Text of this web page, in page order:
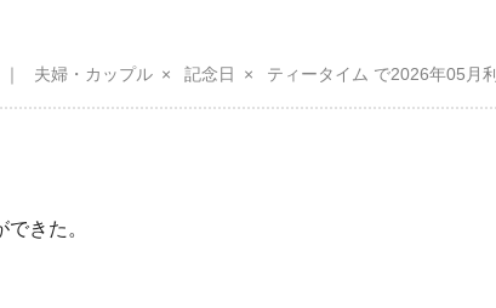
夫婦・カップル 記念日 ティータイム 2026年05月
きた。